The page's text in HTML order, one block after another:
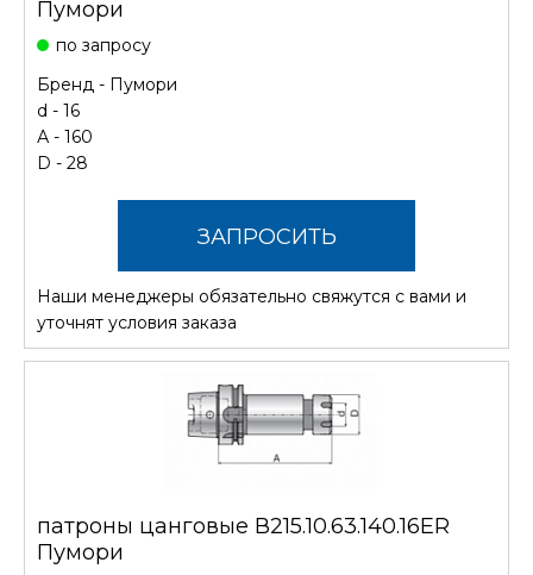
Пумори
по запросу
Бренд - Пумори
d - 16
А - 160
D - 28
ЗАПРОСИТЬ
СТОИМОСТЬ
Наши менеджеры обязательно свяжутся с вами и
уточнят условия заказа
патроны цанговые В215.10.63.140.16ER
Пумори